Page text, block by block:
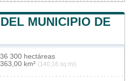
MUNICIPIO DE
36 300 hectáreas
363,00 km² (140,16 sq mi)